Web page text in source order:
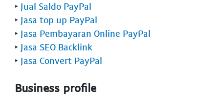
‣ Jual Saldo PayPal
‣ Jasa top up PayPal
‣ Jasa Pembayaran Online PayPal
‣ Jasa SEO Backlink
‣ Jasa Convert PayPal
Business profile